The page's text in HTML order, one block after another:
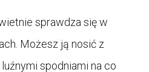
sprawdza się w
Możesz ją nosić z
spodniami na co